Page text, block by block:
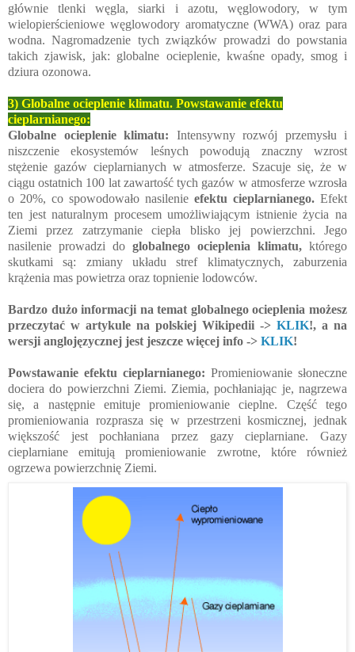
głównie tlenki węgla, siarki i azotu, węglowodory, w tym
wielopierścieniowe węglowodory aromatyczne (WWA) oraz para
wodna. Nagromadzenie tych związków prowadzi do powstania
takich zjawisk, jak: globalne ocieplenie, kwaśne opady, smog i
dziura ozonowa.
3) Globalne ocieplenie klimatu. Powstawanie efektu
cieplarnianego:
Globalne ocieplenie klimatu: Intensywny rozwój przemysłu i
niszczenie ekosystemów leśnych powodują znaczny wzrost
stężenie gazów cieplarnianych w atmosferze. Szacuje się, że w
ciągu ostatnich 100 lat zawartość tych gazów w atmosferze wzrosła
o 20%, co spowodowało nasilenie efektu cieplarnianego. Efekt
ten jest naturalnym procesem umożliwiającym istnienie życia na
Ziemi przez zatrzymanie ciepła blisko jej powierzchni. Jego
nasilenie prowadzi do globalnego ocieplenia klimatu, którego
skutkami są: zmiany układu stref klimatycznych, zaburzenia
krążenia mas powietrza oraz topnienie lodowców.
Bardzo dużo informacji na temat globalnego ocieplenia możesz
przeczytać w artykule na polskiej Wikipedii -> KLIK!, a na
wersji anglojęzycznej jest jeszcze więcej info -> KLIK!
Powstawanie efektu cieplarnianego: Promieniowanie słoneczne
dociera do powierzchni Ziemi. Ziemia, pochłaniając je, nagrzewa
się, a następnie emituje promieniowanie cieplne. Część tego
promieniowania rozprasza się w przestrzeni kosmicznej, jednak
większość jest pochłaniana przez gazy cieplarniane. Gazy
cieplarniane emitują promieniowanie zwrotne, które również
ogrzewa powierzchnię Ziemi.